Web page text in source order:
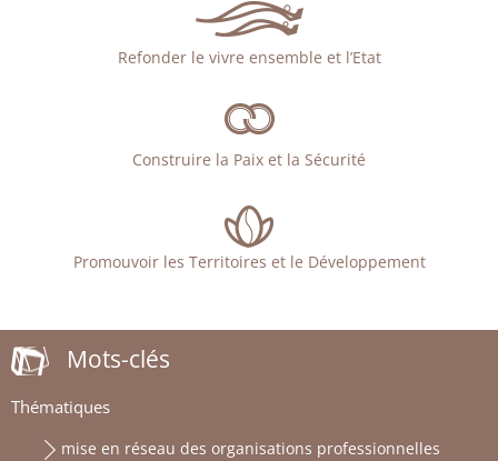
Refonder le vivre ensemble et l’Etat
Construire la Paix et la Sécurité
Promouvoir les Territoires et le Développement
Mots-clés
Thématiques
mise en réseau des organisations professionnelles